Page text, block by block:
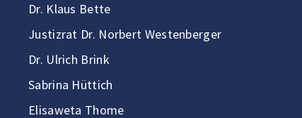
Dr. Klaus Bette
Justizrat Dr. Norbert Westenberger
Dr. Ulrich Brink
Sabrina Hüttich
Elisaweta Thome